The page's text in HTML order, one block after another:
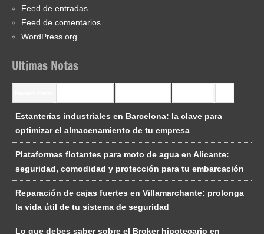
Feed de entradas
Feed de comentarios
WordPress.org
Ultimas Notas
Estanterías industriales en Barcelona: la clave para
optimizar el almacenamiento de tu empresa
Plataformas flotantes para moto de agua en Alicante:
seguridad, comodidad y protección para tu embarcación
Reparación de cajas fuertes en Villamarchante: prolonga
la vida útil de tu sistema de seguridad
Lo que debes saber sobre el Broker hipotecario en